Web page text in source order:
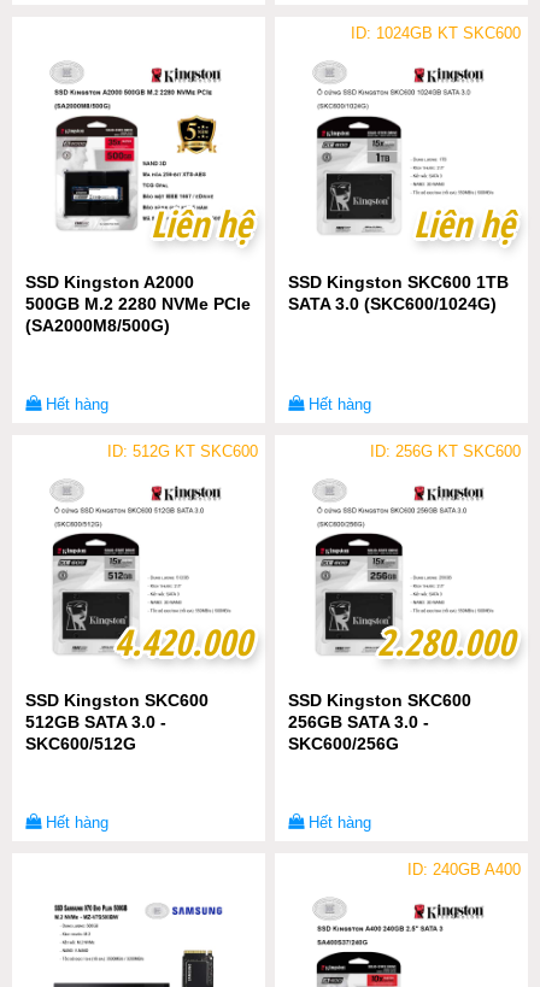
Liên hệ
Liên hệ
SSD Kingston A2000
500GB M.2 2280 NVMe PCIe
(SA2000M8/500G)
Hết hàng
ID: 1024GB KT SKC600
Liên hệ
Liên hệ
SSD Kingston SKC600 1TB
SATA 3.0 (SKC600/1024G)
Hết hàng
ID: 512G KT SKC600
4.420.000
4.420.000
SSD Kingston SKC600
512GB SATA 3.0 -
SKC600/512G
Hết hàng
ID: 256G KT SKC600
2.280.000
2.280.000
SSD Kingston SKC600
256GB SATA 3.0 -
SKC600/256G
Hết hàng
ID: 240GB A400